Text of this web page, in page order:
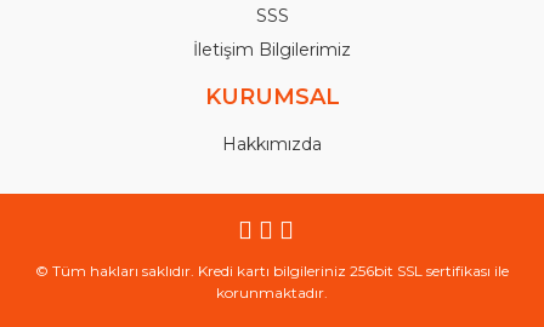
SSS
İletişim Bilgilerimiz
KURUMSAL
Hakkımızda
© Tüm hakları saklıdır. Kredi kartı bilgileriniz 256bit SSL sertifikası ile
korunmaktadır.